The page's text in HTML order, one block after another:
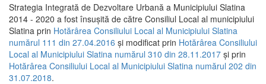
Strategia Integrată de Dezvoltare Urbană a Municipiului Slatina
2014 - 2020 a fost însuşită de către Consiliul Local al municipiului
Slatina prin Hotărârea Consiliului Local al Municipiului Slatina
numărul 111 din 27.04.2016 și modificat prin Hotărârea Consiliului
Local al Municipiului Slatina numărul 310 din 28.11.2017 și prin
Hotărârea Consiliului Local al Municipiului Slatina numărul 202 din
31.07.2018.